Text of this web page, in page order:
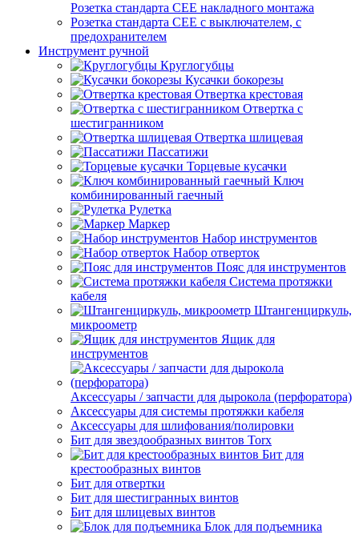
Розетка стандарта СЕЕ накладного монтажа
Розетка стандарта СЕЕ с выключателем, с
предохранителем
Инструмент ручной
Круглогубцы
Кусачки бокорезы
Отвертка крестовая
Отвертка с
шестигранником
Отвертка шлицевая
Пассатижи
Торцевые кусачки
Ключ
комбинированный гаечный
Рулетка
Маркер
Набор инструментов
Набор отверток
Пояс для инструментов
Система протяжки
кабеля
Штангенциркуль,
микроометр
Ящик для
инструментов
Аксессуары / запчасти для дырокола (перфоратора)
Аксессуары для системы протяжки кабеля
Аксессуары для шлифования/полировки
Бит для звездообразных винтов Torx
Бит для
крестообразных винтов
Бит для отвертки
Бит для шестигранных винтов
Бит для шлицевых винтов
Блок для подъемника